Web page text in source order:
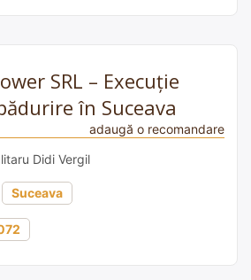
SRL – Execuție
în Suceava
adaugă o recomandare
Didi Vergil
Suceava